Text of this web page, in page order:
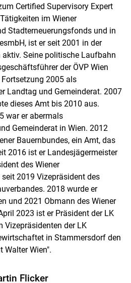
Certified Supervisory Expert
im Wiener
Stadterneuerungsfonds und in
ist er seit 2001 in der
aktiv. Seine politische Laufbahn
der ÖVP Wien
2005 als
Landtag und Gemeinderat. 2007
dieses Amt bis 2010 aus.
war er abermals
Gemeinderat in Wien. 2012
Bauernbundes, ein Amt, das
2016 ist er Landesjägermeister
des Wiener
2019 Vizepräsident des
2018 wurde er
und 2021 Obmann des Wiener
2023 ist er Präsident der LK
Vizepräsidenten der LK
in Stammersdorf den
Walter Wien".
Flicker